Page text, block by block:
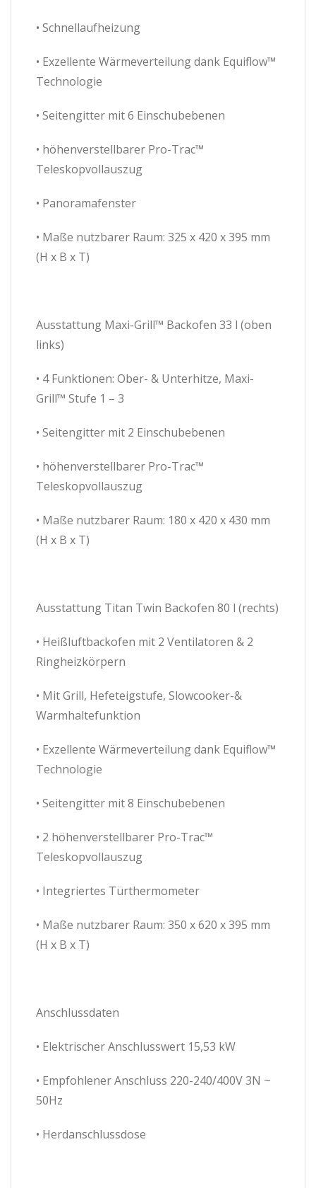
• Schnellaufheizung
• Exzellente Wärmeverteilung dank Equiflow™
Technologie
• Seitengitter mit 6 Einschubebenen
• höhenverstellbarer Pro-Trac™
Teleskopvollauszug
• Panoramafenster
• Maße nutzbarer Raum: 325 x 420 x 395 mm
(H x B x T)
Ausstattung Maxi-Grill™ Backofen 33 l (oben
links)
• 4 Funktionen: Ober- & Unterhitze, Maxi-
Grill™ Stufe 1 – 3
• Seitengitter mit 2 Einschubebenen
• höhenverstellbarer Pro-Trac™
Teleskopvollauszug
• Maße nutzbarer Raum: 180 x 420 x 430 mm
(H x B x T)
Ausstattung Titan Twin Backofen 80 l (rechts)
• Heißluftbackofen mit 2 Ventilatoren & 2
Ringheizkörpern
• Mit Grill, Hefeteigstufe, Slowcooker-&
Warmhaltefunktion
• Exzellente Wärmeverteilung dank Equiflow™
Technologie
• Seitengitter mit 8 Einschubebenen
• 2 höhenverstellbarer Pro-Trac™
Teleskopvollauszug
• Integriertes Türthermometer
• Maße nutzbarer Raum: 350 x 620 x 395 mm
(H x B x T)
Anschlussdaten
• Elektrischer Anschlusswert 15,53 kW
• Empfohlener Anschluss 220-240/400V 3N ~
50Hz
• Herdanschlussdose